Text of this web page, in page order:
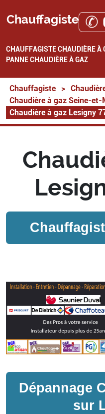
Chauffagiste ✆
CHAUFFAGISTECHAUDIÈRE À
PANNE CHAUDIÈRE À GAZ
Chauffagiste >
Chaudière à gaz Seine-et-
Chaudière à gaz Lesigny
Dépannage
sur